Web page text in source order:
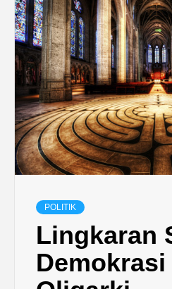
POLITIK
Lingkaran
Demokrasi